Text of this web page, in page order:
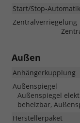
Start/Stop-Automatik
Zentralverriegelung
Außen
Anhängerkupplung
Außenspiegel
Außenspiegel
beheizbar,
Herstellerpaket